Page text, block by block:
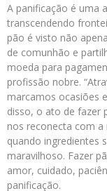
A panificação é uma
transcendendo
pão é visto não
de comunhão e
moeda para
profissão nobre.
marcamos ocasiões
disso, o ato de fazer
nos reconecta com
quando ingredientes
maravilhoso. Fazer
amor, cuidado,
panificação.